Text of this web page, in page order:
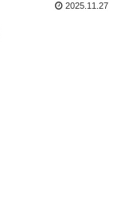
2025.11.27